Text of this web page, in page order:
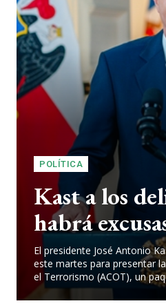
POLÍTICA
Kast a los
habrá
El presidente José Antonio
este martes para presentar
el Terrorismo (ACOT), un